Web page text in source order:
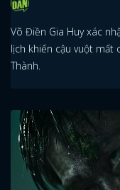
Võ Điền Gia Huy xác
lịch khiến cậu vuột mất
Thành.